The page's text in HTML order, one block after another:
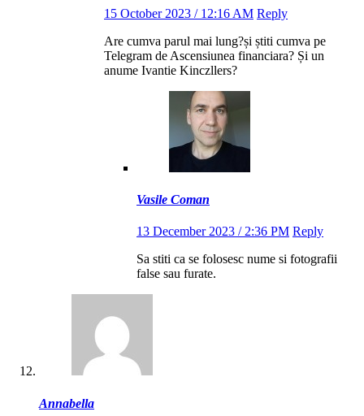
15 October 2023 / 12:16 AM Reply
Are cumva parul mai lung?și știti cumva pe
Telegram de Ascensiunea financiara? Și un
anume Ivantie Kinczllers?
Vasile Coman
13 December 2023 / 2:36 PM Reply
Sa stiti ca se folosesc nume si fotografii
false sau furate.
Annabella